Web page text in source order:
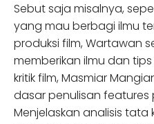
Sebut saja misalnya,
yang mau berbagi ilmu
produksi film, Wartawan
memberikan ilmu dan
kritik film, Masmiar
dasar penulisan features
Menjelaskan analisis tata